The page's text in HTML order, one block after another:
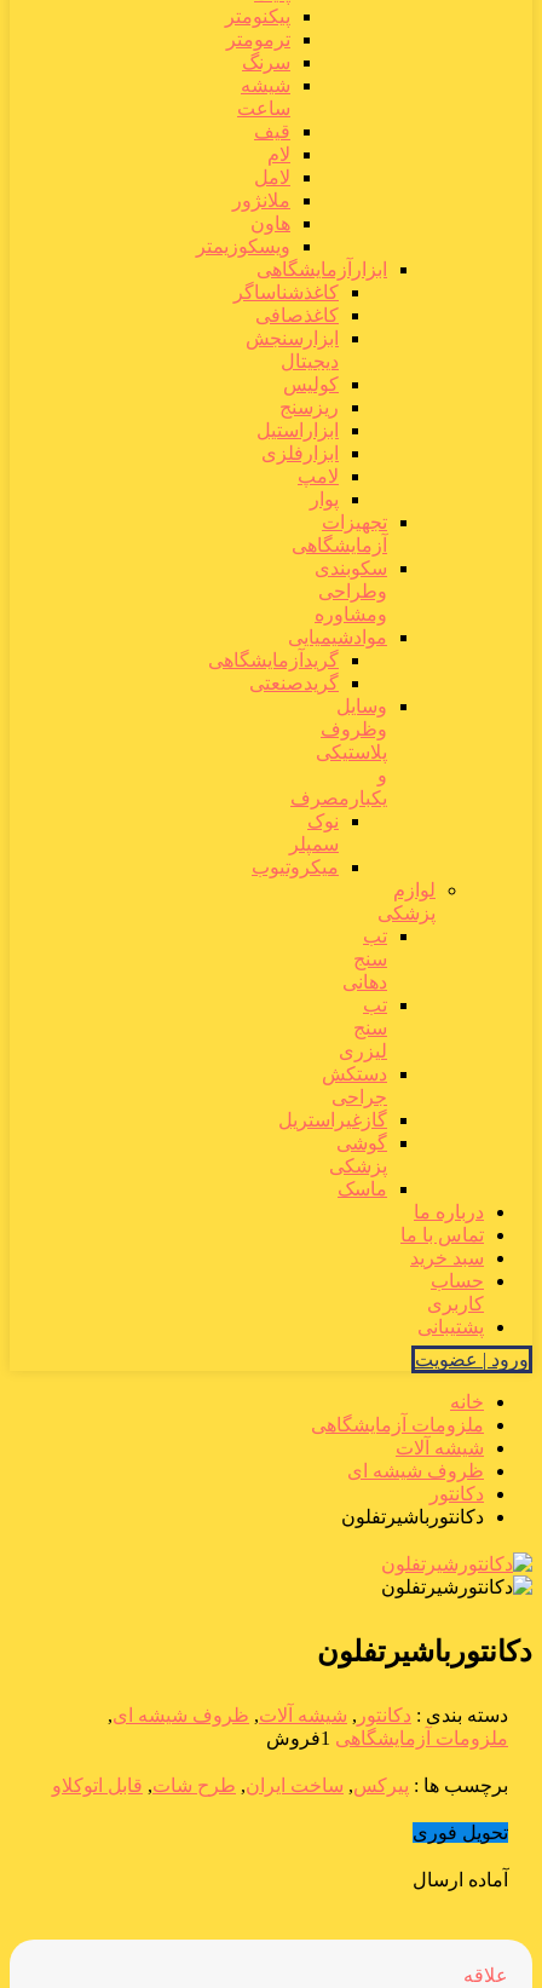
پیکنومتر
ترمومتر
سرنگ
شیشه
ساعت
قیف
لام
لامل
ملانژور
هاون
ویسکوزیمتر
ابزارآزمایشگاهی
کاغذشناساگر
کاغذصافی
ابزارسنجش
دیجیتال
کولیس
ریزسنج
ابزاراستیل
ابزارفلزی
لامپ
پوار
تجهیزات
آزمایشگاهی
سکوبندی
وطراحی
ومشاوره
موادشیمیایی
گریدآزمایشگاهی
گریدصنعتی
وسایل
وظروف
پلاستیکی
و
یکبارمصرف
نوک
سمپلر
میکروتیوب
لوازم
پزشکی
تب
سنج
دهانی
تب
سنج
لیزری
دستکش
جراحی
گازغیراستریل
گوشی
پزشکی
ماسک
درباره ما
تماس با ما
سبد خرید
حساب
کاربری
پشتیبانی
ورود | عضویت
خانه
ملزومات آزمایشگاهی
شیشه آلات
ظروف شیشه ای
دکانتور
دکانتورباشیرتفلون
دکانتورباشیرتفلون
دسته بندی : دکانتور , شیشه آلات, ظروف شیشه ای,
ملزومات آزمایشگاهی 1فروش
برچسب ها : پیرکس, ساخت ایران, طرح شات, قابل اتوکلاو
تحویل فوری
آماده ارسال
علاقه